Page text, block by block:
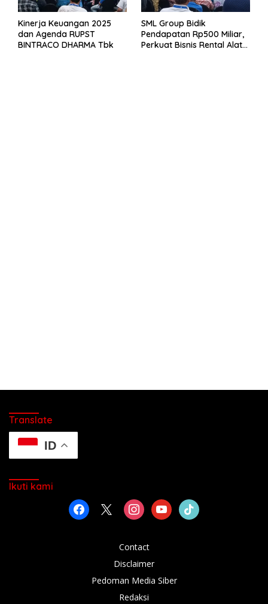
Kinerja Keuangan 2025
dan Agenda RUPST
BINTRACO DHARMA Tbk
SML Group Bidik
Pendapatan Rp500 Miliar,
Perkuat Bisnis Rental Alat
Translate
ID
Ikuti kami
facebook instagramyoutubetiktok
Contact
Disclaimer
Pedoman Media Siber
Redaksi